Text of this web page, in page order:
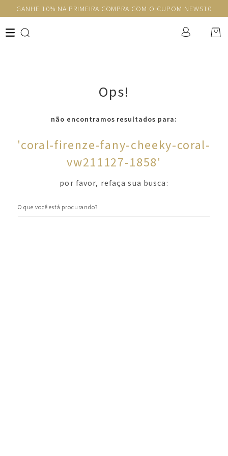
GANHE 10% NA PRIMEIRA COMPRA COM O CUPOM NEWS10
Ops!
não encontramos resultados para:
'coral-firenze-fany-cheeky-coral-
vw211127-1858'
por favor, refaça sua busca: